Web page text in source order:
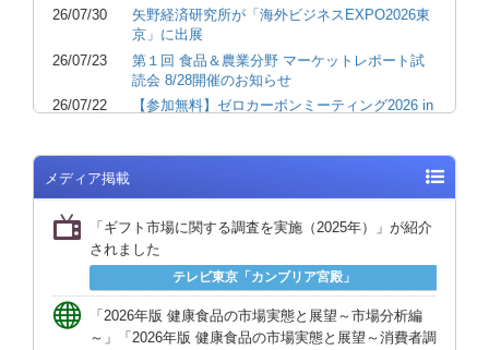
2026年版 自動車向けカーボンニュートラル燃料市場
の最新動向と将来展望
2026年版 電子マネー／コード決済市場の実態と展望
2026年版 家賃債務保証市場の実態と展望
2026年版 製パン用原材料・機能材市場の実態と将来
展望
2026 企業向け研修サービス市場の実態と展望
2026年版 病院設備機器市場の現状と将来展望
2026 語学ビジネスの実態と展望
26/07/30
矢野経済研究所が「海外ビジネスEXPO2026東
京」に出展
26/07/23
第１回 食品＆農業分野 マーケットレポート試
読会 8/28開催のお知らせ
26/07/22
【参加無料】ゼロカーボンミーティング2026 in
26/07/10
26/07/08
近刊資料（2026年7月号）のご案内
26/07/03
講演会『日本産業の構造変化と成長市場』登壇
のお知らせ
ワッツセミナー『リアル産業におけるAXの実装
論／世界ヒューマノイドロボット市場とは？
2026年最新動向と将来予測／ペロブスカイト太
陽電池』8/31開催のお知らせ
メディア掲載
「ギフト市場に関する調査を実施（2025年）」が紹介
されました
テレビ東京「カンブリア宮殿」
「2026年版 健康食品の市場実態と展望～市場分析編
～」「2026年版 健康食品の市場実態と展望～消費者調